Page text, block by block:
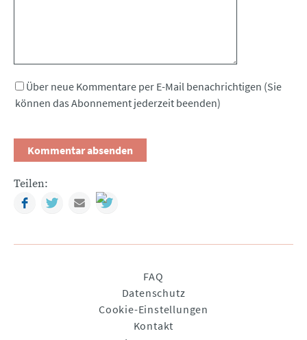
Über neue Kommentare per E-Mail benachrichtigen (Sie
können das Abonnement jederzeit beenden)
Teilen:
FacebookTwitterMail
FAQ
Datenschutz
Cookie-Einstellungen
Kontakt